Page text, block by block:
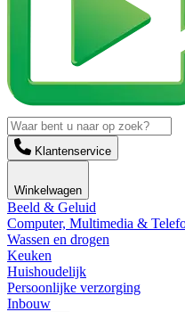
Klantenservice
Winkelwagen
Beeld & Geluid
Computer, Multimedia &
Wassen en drogen
Keuken
Huishoudelijk
Persoonlijke verzorging
Inbouw